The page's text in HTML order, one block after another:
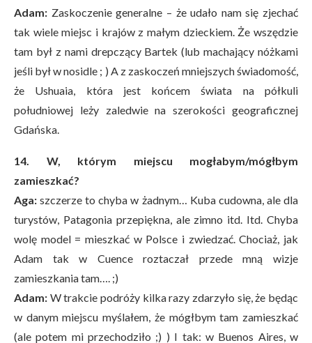
Adam: Zaskoczenie generalne – że udało nam się zjechać
tak wiele miejsc i krajów z małym dzieckiem. Że wszędzie
tam był z nami drepczący Bartek (lub machający nóżkami
jeśli był w nosidle ; ) A z zaskoczeń mniejszych świadomość,
że Ushuaia, która jest końcem świata na półkuli
południowej leży zaledwie na szerokości geograficznej
Gdańska.
14. W, którym miejscu mogłabym/mógłbym
zamieszkać?
Aga: szczerze to chyba w żadnym… Kuba cudowna, ale dla
turystów, Patagonia przepiękna, ale zimno itd. Itd. Chyba
wolę model = mieszkać w Polsce i zwiedzać. Chociaż, jak
Adam tak w Cuence roztaczał przede mną wizje
zamieszkania tam…. ;)
Adam: W trakcie podróży kilka razy zdarzyło się, że będąc
w danym miejscu myślałem, że mógłbym tam zamieszkać
(ale potem mi przechodziło ;) ) I tak: w Buenos Aires, w